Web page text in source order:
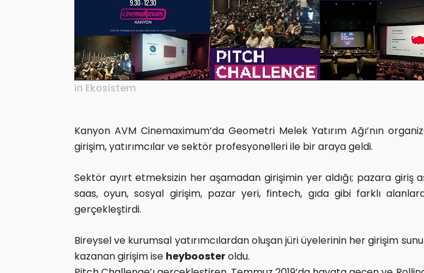
in Ekosistem
Kanyon AVM Cinemaximum’da Geometri Melek Yatırım Ağı’nın
girişim, yatırımcılar ve sektör profesyonelleri ile bir araya geldi.
Sektör ayırt etmeksizin her aşamadan girişimin yer aldığı; pazara giriş
saas, oyun, sosyal girişim, pazar yeri, fintech, gıda gibi farklı
gerçekleştirdi.
Bireysel ve kurumsal yatırımcılardan oluşan jüri üyelerinin her girişim
kazanan girişim ise heyboosteroldu.